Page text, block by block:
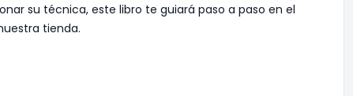
su técnica, este libro te guiará paso a paso en el
tienda.